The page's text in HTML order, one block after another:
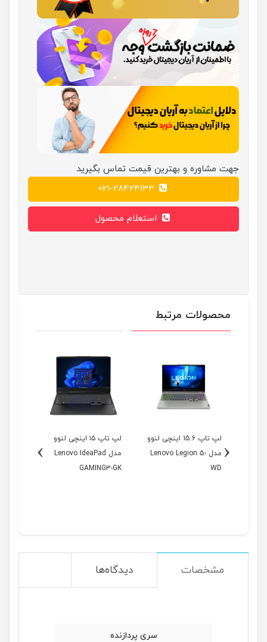
جهت مشاوره و بهترین قیمت تماس بگیرید
محصولات مرتبط
لپ تاپ 15.6 اینچی لنوو
مدل Lenovo Legion 5-
WD
لپ تاپ ۱۵ اینچی لنوو
مدل Lenovo IdeaPad
GAMING3-GK
‹
›
مشخصات دیدگاه‌ها
سری پردازنده